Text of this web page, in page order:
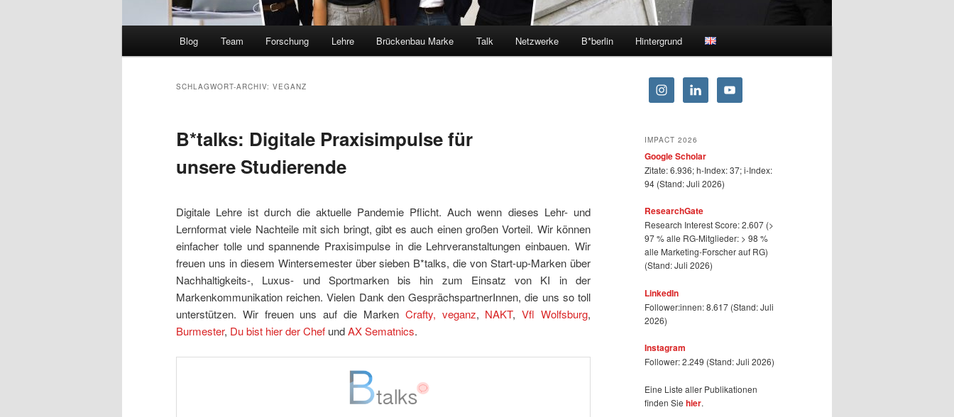
Blog Team Forschung Lehre Brückenbau Marke Talk Netzwerke B*berlin Hintergrund
SCHLAGWORT-ARCHIV: VEGANZ
B*talks: Digitale Praxisimpulse für
unsere Studierende
Digitale Lehre ist durch die aktuelle Pandemie Pflicht. Auch wenn dieses Lehr- und
Lernformat viele Nachteile mit sich bringt, gibt es auch einen großen Vorteil. Wir können
einfacher tolle und spannende Praxisimpulse in die Lehrveranstaltungen einbauen. Wir
freuen uns in diesem Wintersemester über sieben B*talks, die von Start-up-Marken über
Nachhaltigkeits-, Luxus- und Sportmarken bis hin zum Einsatz von KI in der
Markenkommunikation reichen. Vielen Dank den GesprächspartnerInnen, die uns so toll
unterstützen. Wir freuen uns auf die Marken Crafty, veganz, NAKT,Vfl Wolfsburg,
Burmester, Du bist hier der Chef undAX Sematnics.
IMPACT 2026
Google Scholar
Zitate: 6.936; h-Index: 37; i-Index:
94 (Stand: Juli 2026)
ResearchGate
Research Interest Score: 2.607 (>
97 % alle RG-Mitglieder: > 98 %
alle Marketing-Forscher auf RG)
(Stand: Juli 2026)
LinkedIn
Follower:innen: 8.617 (Stand: Juli
2026)
Instagram
Follower: 2.249 (Stand: Juli 2026)
Eine Liste aller Publikationen
finden Sie hier.